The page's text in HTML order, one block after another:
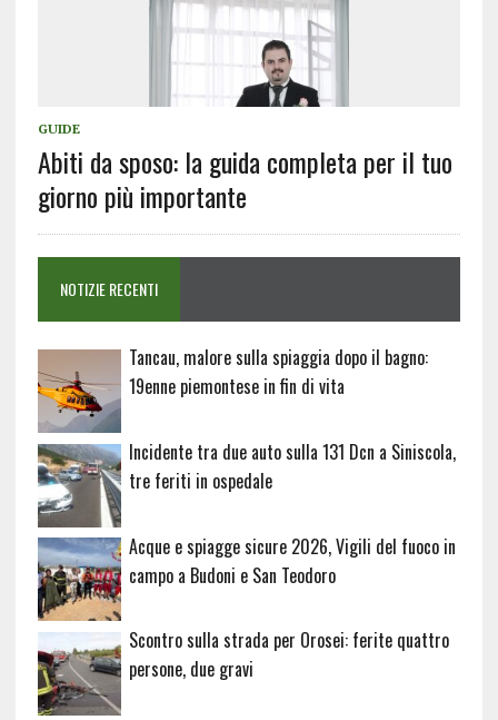
GUIDE
Abiti da sposo: la guida completa per il tuo
giorno più importante
NOTIZIE RECENTI
Tancau, malore sulla spiaggia dopo il bagno:
19enne piemontese in fin di vita
Incidente tra due auto sulla 131 Dcn a Siniscola,
tre feriti in ospedale
Acque e spiagge sicure 2026, Vigili del fuoco in
campo a Budoni e San Teodoro
Scontro sulla strada per Orosei: ferite quattro
persone, due gravi